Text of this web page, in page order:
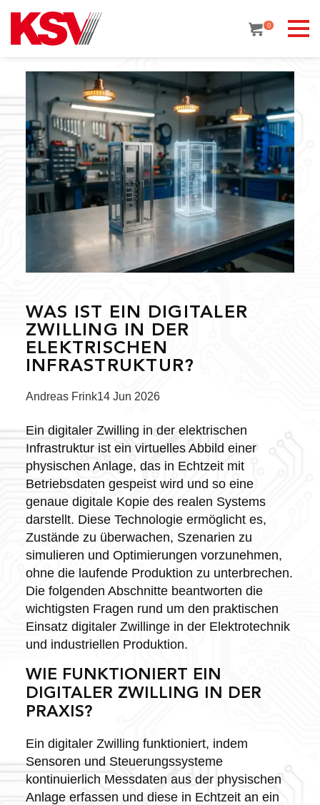
content
0
WAS IST EIN DIGITALER
ZWILLING IN DER
ELEKTRISCHEN
INFRASTRUKTUR?
Posted
Andreas Frink14 Jun 2026
Ein digitaler Zwilling in der elektrischen
Infrastruktur ist ein virtuelles Abbild einer
physischen Anlage, das in Echtzeit mit
Betriebsdaten gespeist wird und so eine
genaue digitale Kopie des realen Systems
darstellt. Diese Technologie ermöglicht es,
Zustände zu überwachen, Szenarien zu
simulieren und Optimierungen vorzunehmen,
ohne die laufende Produktion zu unterbrechen.
Die folgenden Abschnitte beantworten die
wichtigsten Fragen rund um den praktischen
Einsatz digitaler Zwillinge in der Elektrotechnik
und industriellen Produktion.
WIE FUNKTIONIERT EIN
DIGITALER ZWILLING IN DER
PRAXIS?
Ein digitaler Zwilling funktioniert, indem
Sensoren und Steuerungssysteme
kontinuierlich Messdaten aus der physischen
Anlage erfassen und diese in Echtzeit an ein